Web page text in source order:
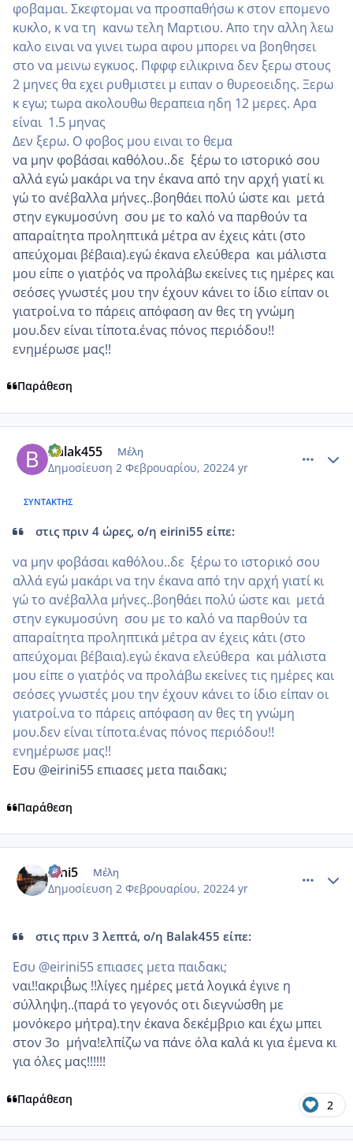
φοβαμαι. Σκεφτομαι να προσπαθήσω κ στον επομενο
κυκλο, κ να τη κανω τελη Μαρτιου. Απο την αλλη λεω
καλο ειναι να γινει τωρα αφου μπορει να βοηθησει
στο να μεινω εγκυος. Πφφφ ειλικρινα δεν ξερω στους
2 μηνες θα εχει ρυθμιστει μ ειπαν ο θυρεοειδης. Ξερω
κ εγω; τωρα ακολουθω θεραπεια ηδη 12 μερες. Αρα
είναι 1.5 μηνας
Δεν ξερω. Ο φοβος μου ειναι το θεμα
να μην φοβάσαι καθόλου..δε ξέρω το ιστορικό σου
αλλά εγώ μακάρι να την έκανα από την αρχή γιατί κι
γώ το ανέβαλλα μήνες..βοηθάει πολύ ώστε και μετά
στην εγκυμοσύνη σου με το καλό να παρθούν τα
απαραίτητα προληπτικά μέτρα αν έχεις κάτι (στο
απεύχομαι βέβαια).εγώ έκανα ελεύθερα και μάλιστα
μου είπε ο γιατρ΄ός να προλάβω εκείνες τις ημέρες και
σεόσες γνωστές μου την έχουν κάνει το ίδιο είπαν οι
γιατροί.να το πάρεις απόφαση αν θες τη γνώμη
μου.δεν είναι τίποτα.ένας πόνος περιόδου!!
ενημέρωσε μας!!
Παράθεση
Balak455 Μέλη
Δημοσίευση 2 Φεβρουαρίου, 20224 yr
ΣΥΝΤΆΚΤΗΣ
στις πριν 4 ώρες, ο/η eirini55 είπε:
να μην φοβάσαι καθόλου..δε ξέρω το ιστορικό σου
αλλά εγώ μακάρι να την έκανα από την αρχή γιατί κι
γώ το ανέβαλλα μήνες..βοηθάει πολύ ώστε και μετά
στην εγκυμοσύνη σου με το καλό να παρθούν τα
απαραίτητα προληπτικά μέτρα αν έχεις κάτι (στο
απεύχομαι βέβαια).εγώ έκανα ελεύθερα και μάλιστα
μου είπε ο γιατρ΄ός να προλάβω εκείνες τις ημέρες και
σεόσες γνωστές μου την έχουν κάνει το ίδιο είπαν οι
γιατροί.να το πάρεις απόφαση αν θες τη γνώμη
μου.δεν είναι τίποτα.ένας πόνος περιόδου!!
ενημέρωσε μας!!
Εσυ @eirini55 επιασες μετα παιδακι;
Παράθεση
irini5 Μέλη
Δημοσίευση 2 Φεβρουαρίου, 20224 yr
στις πριν 3 λεπτά, ο/η Balak455 είπε:
Εσυ @eirini55 επιασες μετα παιδακι;
ναι!!ακριβ΄΄ως !!λίγες ημέρες μετά λογικά έγινε η
σύλληψη..(παρά το γεγονός οτι διεγνώσθη με
μονόκερο μήτρα).την έκανα δεκέμβριο και έχω μπει
στον 3ο μήνα!ελπίζω να πάνε όλα καλά κι για έμενα κι
για όλες μας!!!!!!
Παράθεση 2